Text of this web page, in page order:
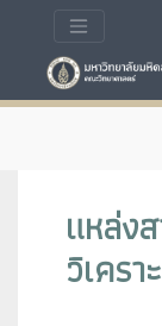
แหล่ง
วิเคร